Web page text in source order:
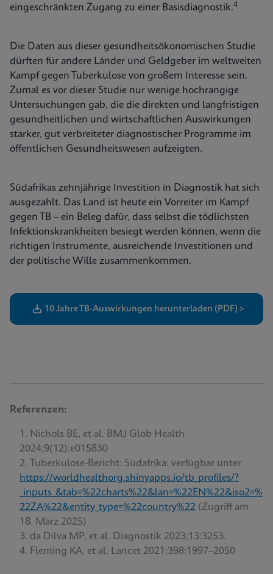
eingeschränkten Zugang zu einer Basisdiagnostik.4
Die Daten aus dieser gesundheitsökonomischen Studie
dürften für andere Länder und Geldgeber im weltweiten
Kampf gegen Tuberkulose von großem Interesse sein.
Zumal es vor dieser Studie nur wenige hochrangige
Untersuchungen gab, die die direkten und langfristigen
gesundheitlichen und wirtschaftlichen Auswirkungen
starker, gut verbreiteter diagnostischer Programme im
öffentlichen Gesundheitswesen aufzeigten.
Südafrikas zehnjährige Investition in Diagnostik hat sich
ausgezahlt. Das Land ist heute ein Vorreiter im Kampf
gegen TB – ein Beleg dafür, dass selbst die tödlichsten
Infektionskrankheiten besiegt werden können, wenn die
richtigen Instrumente, ausreichende Investitionen und
der politische Wille zusammenkommen.
10 Jahre TB-Auswirkungen herunterladen (PDF) >
Referenzen:
Nichols BE, et al. BMJ Glob Health
2024;9(12):e015830
Tuberkulose-Bericht: Südafrika: verfügbar unter
https://worldhealthorg.shinyapps.io/tb_profiles/?
_inputs_&tab=%22charts%22&lan=%22EN%22&iso2=%
22ZA%22&entity_type=%22country%22 (Zugriff am
18. März 2025)
da Dilva MP, et al. Diagnostik 2023;13:3253.
Fleming KA, et al. Lancet 2021;398:1997–2050